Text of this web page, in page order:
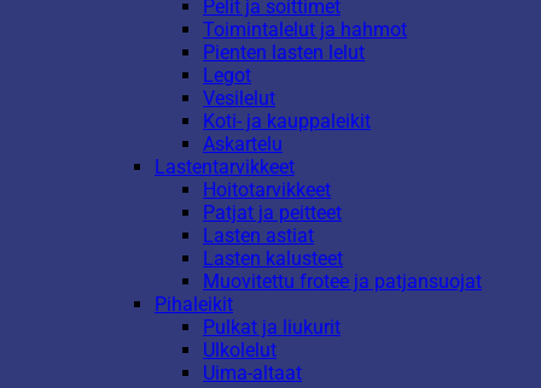
Pelit ja soittimet
Toimintalelut ja hahmot
Pienten lasten lelut
Legot
Vesilelut
Koti- ja kauppaleikit
Askartelu
Lastentarvikkeet
Hoitotarvikkeet
Patjat ja peitteet
Lasten astiat
Lasten kalusteet
Muovitettu frotee ja patjansuojat
Pihaleikit
Pulkat ja liukurit
Ulkolelut
Uima-altaat